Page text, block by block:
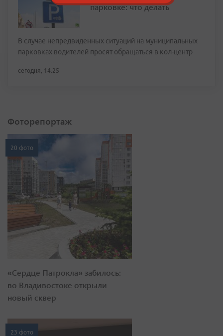
парковке: что делать
В случае непредвиденных ситуаций на муниципальных
парковках водителей просят обращаться в кол-центр
сегодня, 14:25
Фоторепортаж
20 фото
«Сердце Патрокла» забилось:
во Владивостоке открыли
новый сквер
23 фото